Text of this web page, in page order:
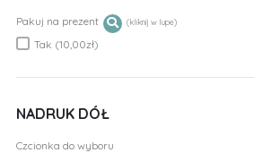
Pakuj na prezent
Tak (10,00zł)
NADRUK DÓŁ
Czcionka do wyboru